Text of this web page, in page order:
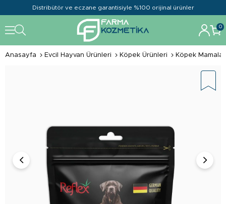
Distribütör ve eczane garantisiyle %100 orijinal ürünler
0
Anasayfa Evcil Hayvan Ürünleri Köpek Ürünleri Köpek